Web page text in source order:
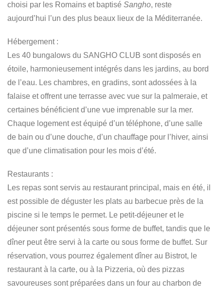
choisi par les Romains et baptisé Sangho, reste
aujourd’hui l’un des plus beaux lieux de la Méditerranée.
Hébergement :
Les 40 bungalows du SANGHO CLUB sont disposés en
étoile, harmonieusement intégrés dans les jardins, au bord
de l’eau. Les chambres, en gradins, sont adossées à la
falaise et offrent une terrasse avec vue sur la palmeraie, et
certaines bénéficient d’une vue imprenable sur la mer.
Chaque logement est équipé d’un téléphone, d’une salle
de bain ou d’une douche, d’un chauffage pour l’hiver, ainsi
que d’une climatisation pour les mois d’été.
Restaurants :
Les repas sont servis au restaurant principal, mais en été, il
est possible de déguster les plats au barbecue près de la
piscine si le temps le permet. Le petit-déjeuner et le
déjeuner sont présentés sous forme de buffet, tandis que le
dîner peut être servi à la carte ou sous forme de buffet. Sur
réservation, vous pourrez également dîner au Bistrot, le
restaurant à la carte, ou à la Pizzeria, où des pizzas
savoureuses sont préparées dans un four au charbon de